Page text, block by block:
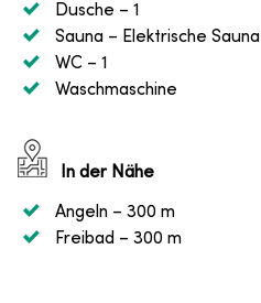
Dusche – 1
Sauna – Elektrische Sauna
WC – 1
Waschmaschine
In der Nähe
Angeln – 300 m
Freibad – 300 m